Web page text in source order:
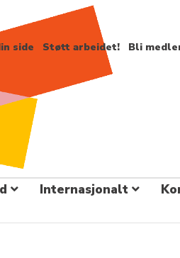
side Støtt arbeidet! Bli
Internasjonalt